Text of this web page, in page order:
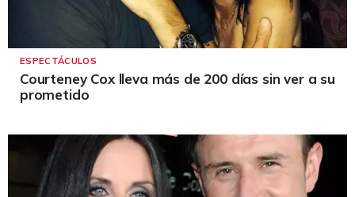
ESPECTÁCULOS
Courteney Cox lleva más de 200 días sin ver a su
prometido